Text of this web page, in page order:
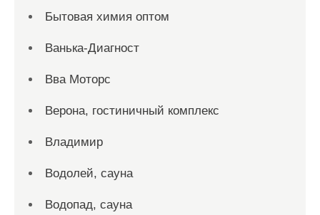
Бытовая химия оптом
Ванька-Диагност
Вва Моторс
Верона, гостиничный комплекс
Владимир
Водолей, сауна
Водопад, сауна